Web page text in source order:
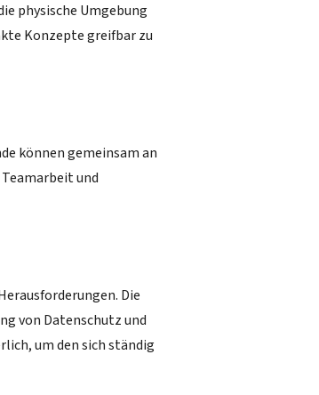
physische Umgebung
Konzepte greifbar zu
können gemeinsam an
und
Die
von Datenschutz und
um den sich ständig